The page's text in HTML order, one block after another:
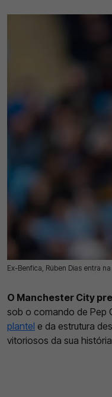
Ex-Benfica, Rúben Dias entra
09 Jun 2026 | 17:34 | 0
O Manchester City
sob o comando de Pep
plantel e da estrutura
vitoriosos da sua